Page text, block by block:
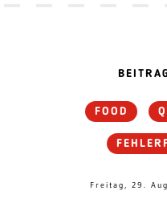
FOOD
Freitag, 29.